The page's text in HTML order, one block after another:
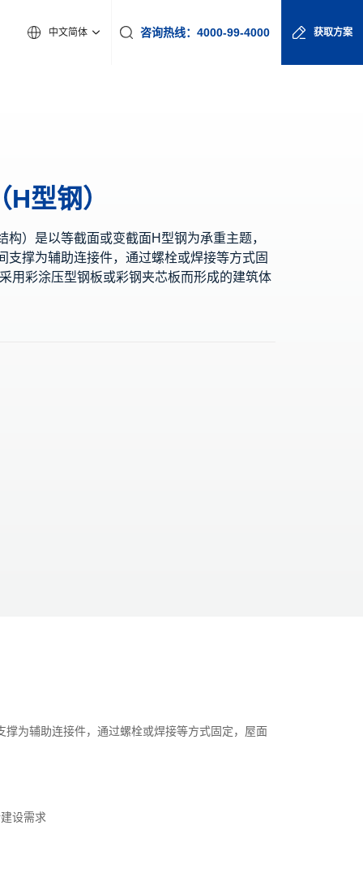
中文简体 咨询热线：4000-99-4000 获取方案
型钢）
构）是以等截面或变截面H型钢为承重主题，
支撑为辅助连接件，通过螺栓或焊接等方式固
用彩涂压型钢板或彩钢夹芯板而形成的建筑体
为辅助连接件，通过螺栓或焊接等方式固定，屋面
设需求